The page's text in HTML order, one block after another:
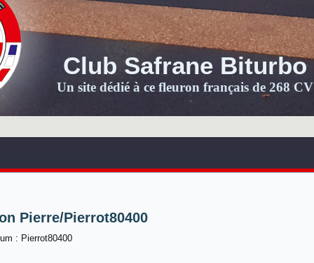
Club Safrane Biturbo
Un site dédié à ce fleuron français de 268 CV
Pierre/Pierrot80400
: Pierrot80400